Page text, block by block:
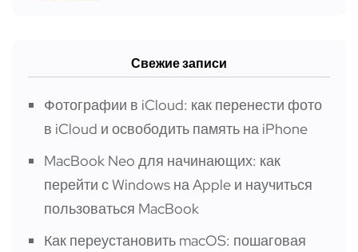
Свежие записи
Фотографии в iCloud: как перенести фото
в iCloud и освободить память на iPhone
MacBook Neo для начинающих: как
перейти с Windows на Apple и научиться
пользоваться MacBook
Как переустановить macOS: пошаговая